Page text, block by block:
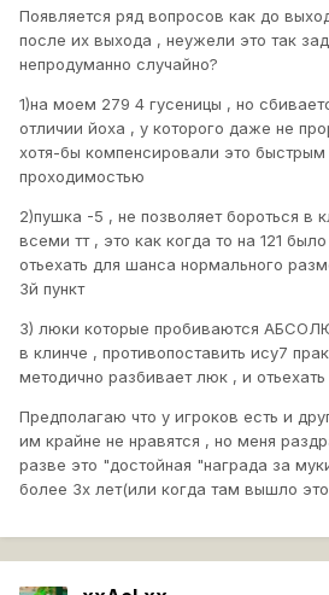
Появляется ряд вопросов как до
после их выхода , неужели это так
непродуманно случайно?
1)на моем 279 4 гусеницы , но
отличии йоха , у которого даже не
хотя-бы компенсировали это
проходимостью
2)пушка -5 , не позволяет бороться в
всеми тт , это как когда то на 121
отьехать для шанса нормального
3й пункт
3) люки которые пробиваются
в клинче , противопоставить ису7
методично разбивает люк , и
Предполагаю что у игроков есть и
им крайне не нравятся , но меня
разве это "достойная "награда за
более 3х лет(или когда там вышло